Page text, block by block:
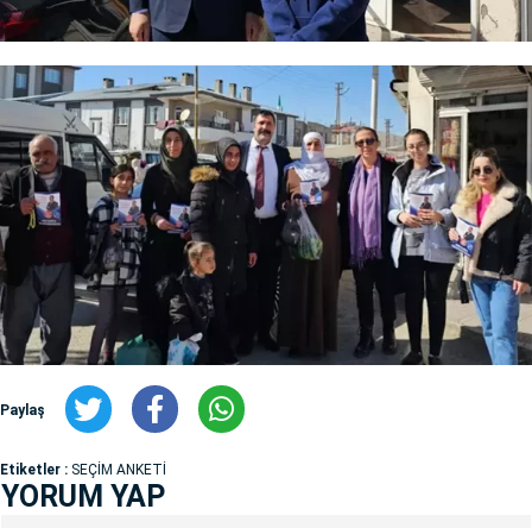
Paylaş
Etiketler : SEÇİM ANKETİ
YORUM YAP